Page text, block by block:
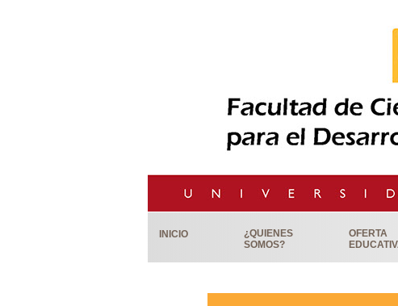
INICIO
¿QUIENES
SOMOS?
OFERTA